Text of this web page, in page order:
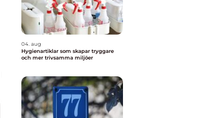
04. aug
Hygienartiklar som skapar tryggare
och mer trivsamma miljöer